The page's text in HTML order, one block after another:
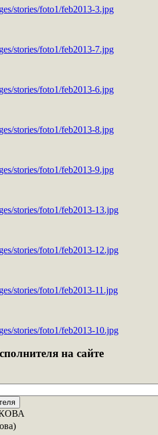
stories/foto1/feb2013-3.jpg
stories/foto1/feb2013-7.jpg
stories/foto1/feb2013-6.jpg
stories/foto1/feb2013-8.jpg
stories/foto1/feb2013-9.jpg
stories/foto1/feb2013-13.jpg
stories/foto1/feb2013-12.jpg
stories/foto1/feb2013-11.jpg
stories/foto1/feb2013-10.jpg
на сайте